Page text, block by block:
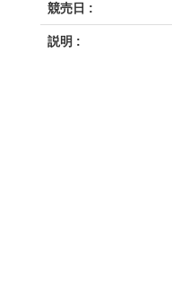
競売日 :
説明 :